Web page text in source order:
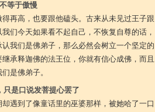
等于傲慢
再高，也要跟他磕头。古来从未见过王子跟
们今天如果看不起自己，不恢复自尊的话，
我们是佛弟子，那么必然会树立一个坚定的
承释迦佛的法王位，你就有信心成佛，而且
是佛弟子。
只是口说发菩提心罢了
遇到了像童话里的巫婆那样，被她哈了一口